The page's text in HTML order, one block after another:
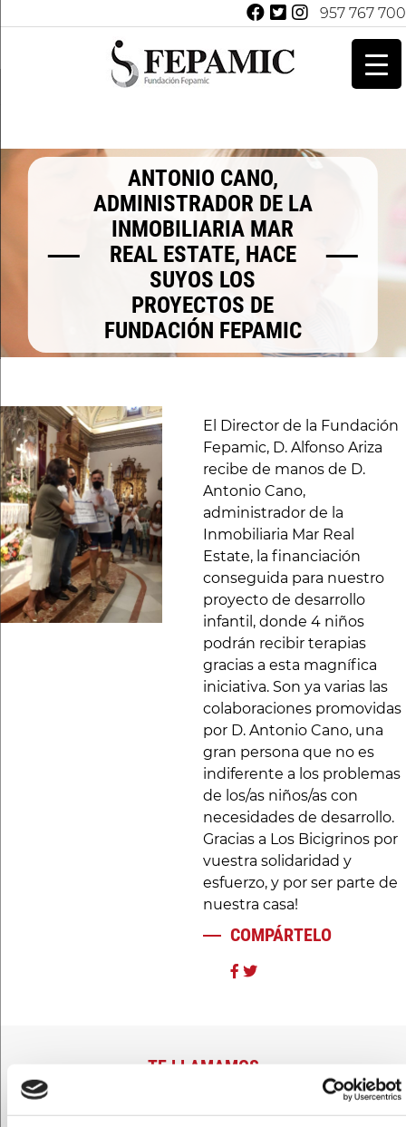
957 767 700
ANTONIO CANO,
ADMINISTRADOR DE LA
INMOBILIARIA MAR
REAL ESTATE, HACE
SUYOS LOS
PROYECTOS DE
FUNDACIÓN FEPAMIC
El Director de la Fundación
Fepamic, D. Alfonso Ariza
recibe de manos de D.
Antonio Cano,
administrador de la
Inmobiliaria Mar Real
Estate, la financiación
conseguida para nuestro
proyecto de desarrollo
infantil, donde 4 niños
podrán recibir terapias
gracias a esta magnífica
iniciativa. Son ya varias las
colaboraciones promovidas
por D. Antonio Cano, una
gran persona que no es
indiferente a los problemas
de los/as niños/as con
necesidades de desarrollo.
Gracias a Los Bicigrinos por
vuestra solidaridad y
esfuerzo, y por ser parte de
nuestra casa!
COMPÁRTELO
TE LLAMAMOS
Si necesitas ayuda ¡Te